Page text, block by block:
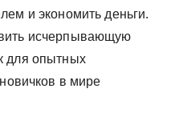
и экономить деньги.
исчерпывающую
для опытных
в мире